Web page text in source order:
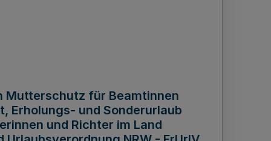
Mutterschutz für Beamtinnen
Erholungs- und Sonderurlaub
und Richter im Land